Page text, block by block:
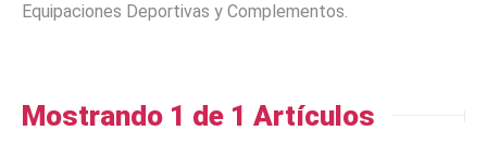
Equipaciones Deportivas y Complementos.
Mostrando 1 de 1 Artículos